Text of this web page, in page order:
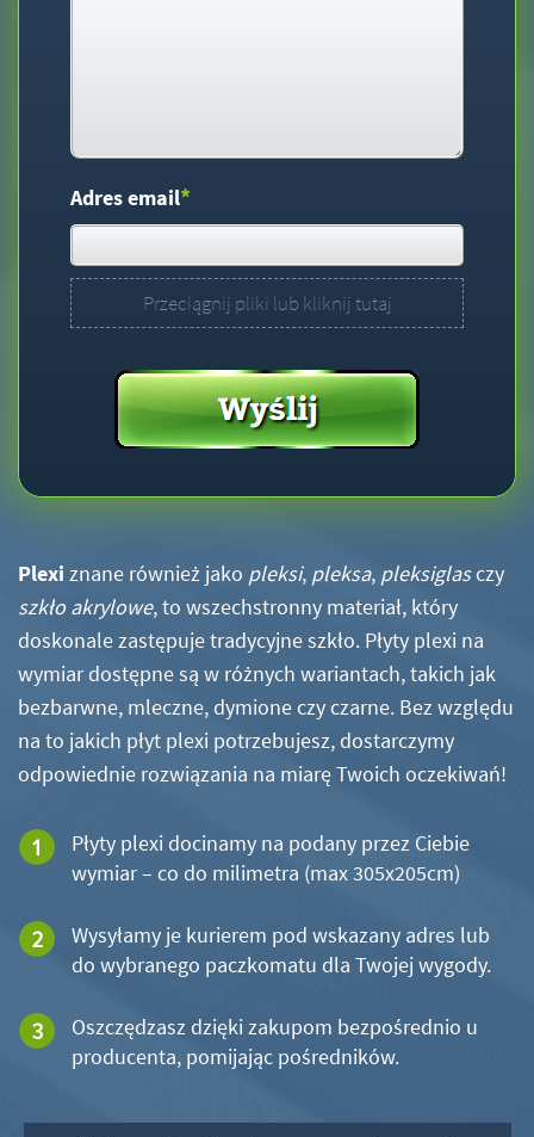
Adres email*
Przeciągnij pliki lub kliknij tutaj
Plexi znane również jako pleksi, pleksa, pleksiglasczy
szkło akrylowe, to wszechstronny materiał, który
doskonale zastępuje tradycyjne szkło. Płyty plexi na
wymiar dostępne są w różnych wariantach, takich jak
bezbarwne, mleczne, dymione czy czarne. Bez względu
na to jakich płyt plexi potrzebujesz, dostarczymy
odpowiednie rozwiązania na miarę Twoich oczekiwań!
Płyty plexi docinamy na podany przez Ciebie
wymiar – co do milimetra (max 305x205cm)
Wysyłamy je kurierem pod wskazany adres lub
do wybranego paczkomatu dla Twojej wygody.
Oszczędzasz dzięki zakupom bezpośrednio u
producenta, pomijając pośredników.